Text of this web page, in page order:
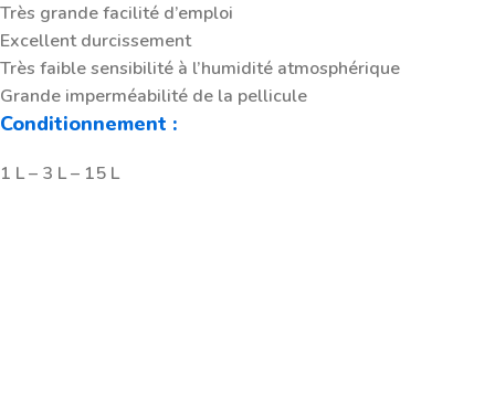
Très grande facilité d’emploi
Excellent durcissement
Très faible sensibilité à l’humidité atmosphérique
Grande imperméabilité de la pellicule
Conditionnement :
1 L – 3 L – 15 L